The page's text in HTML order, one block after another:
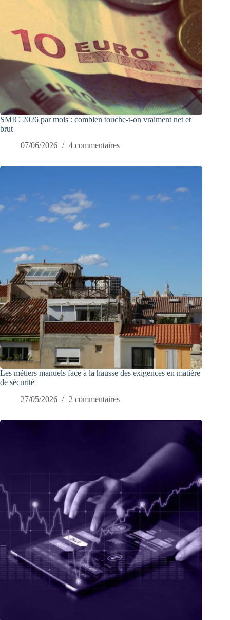
SMIC 2026 par mois : combien touche-t-on vraiment net et
brut
07/06/2026
4 commentaires
Les métiers manuels face à la hausse des exigences en matière
de sécurité
27/05/2026
2 commentaires